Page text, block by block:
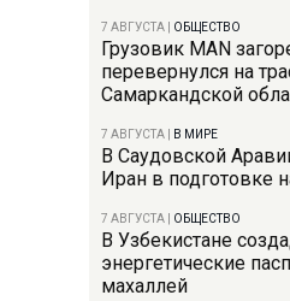
7 АВГУСТА ОБЩЕСТВО
Грузовик MAN
перевернулся на
Самаркандской
7 АВГУСТА В МИРЕ
В Саудовской
Иран в подготовке
7 АВГУСТА ОБЩЕСТВО
В Узбекистане
энергетические
махаллей